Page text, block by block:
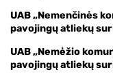
UAB „Nemenčinės
pavojingų atliekų
UAB „Nemėžio
pavojingų atliekų